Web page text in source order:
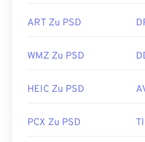
Alternative zu Adobe-
GIMP.
Aufgrund ihrer Größe
weitergeben. Daher
ART Zu PSD
WMZ Zu PSD
HEIC Zu PSD
PCX Zu PSD